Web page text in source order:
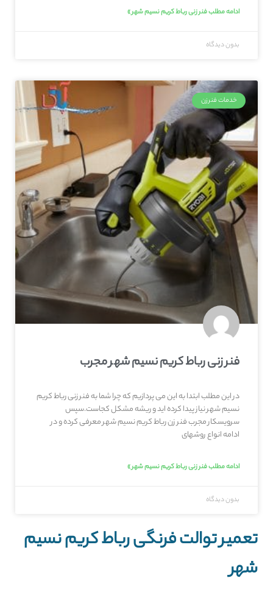
ادامه مطلب فنر زنی رباط کریم نسیم شهر »
بدون دیدگاه
خدمات فنرزن
فنر زنی رباط کریم نسیم شهر مجرب
در این مطلب ابتدا به این می پردازیم که چرا شما به فنر زنی رباط کریم
نسیم شهر نیاز پیدا کرده اید و ریشه مشکل کجاست.سپس
سرویسکار مجرب فنر زن رباط کریم نسیم شهر معرفی کرده و در
ادامه انواع روشهای
ادامه مطلب فنر زنی رباط کریم نسیم شهر »
بدون دیدگاه
تعمیر توالت فرنگی رباط کریم نسیم
شهر